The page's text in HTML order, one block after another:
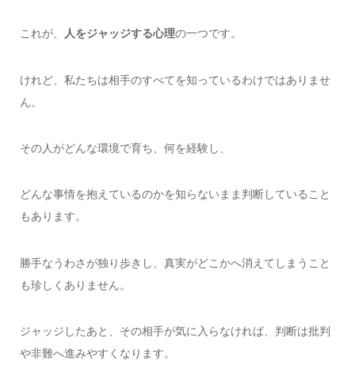
これが、 人をジャッジする心理の一つです。
けれど、私たちは相手のすべてを知っているわけではありませ
ん。
その人がどんな環境で育ち、何を経験し、
どんな事情を抱えているのかを知らないまま判断していること
もあります。
勝手なうわさが独り歩きし、真実がどこかへ消えてしまうこと
も珍しくありません。
ジャッジしたあと、その相手が気に入らなければ、判断は批判
や非難へ進みやすくなります。